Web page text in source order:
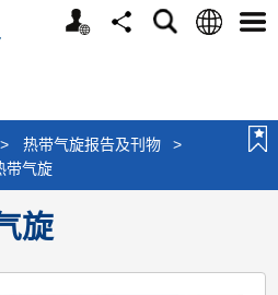
个
分
搜
语
选
> 热带气旋报告及刊物
>
带气旋
旋